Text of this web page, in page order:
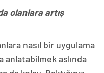
olanlara artış
nasıl bir uygulama
anlatabilmek aslında